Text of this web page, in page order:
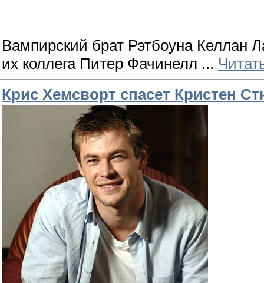
Вампирский брат Рэтбоуна Келлан
их коллега Питер Фачинелл ...
Крис Хемсворт спасет Кристен